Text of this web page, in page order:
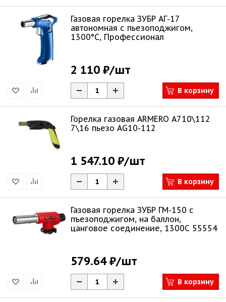
Газовая горелка ЗУБР АГ-17
автономная с пьезоподжигом,
1300°С, Профессионал
2 110 ₽/шт
В корзину
Горелка газовая ARMERO A710\112
7\16 пьезо AG10-112
1 547.10 ₽/шт
В корзину
Газовая горелка ЗУБР ГМ-150 с
пъезоподжигом, на баллон,
цанговое соединение, 1300C 55554
579.64 ₽/шт
В корзину